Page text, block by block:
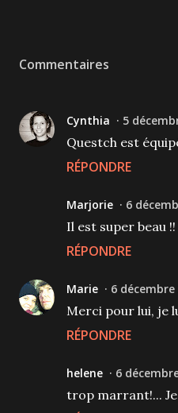
Commentaires
Cynthia 5
Questch est
RÉPONDRE
Marjorie 6
Il est super beau !!
RÉPONDRE
Marie 6 décembre
Merci pour lui, je
RÉPONDRE
helene 6
trop marrant!... Je